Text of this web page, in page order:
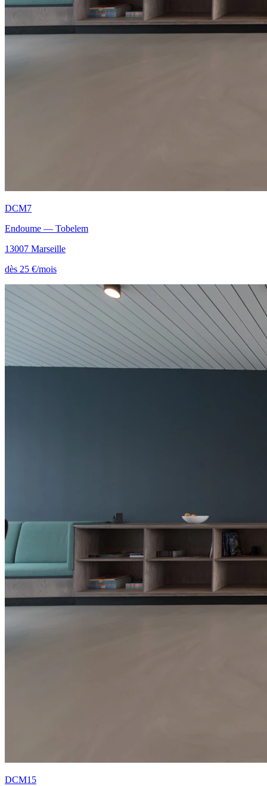
DCM7
Endoume — Tobelem
13007 Marseille
dès 25 €/mois
DCM15